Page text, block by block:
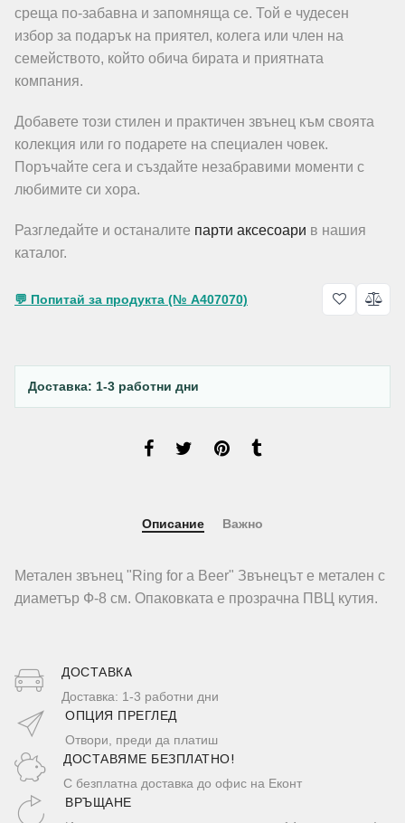
среща по-забавна и запомняща се. Той е чудесен
избор за подарък на приятел, колега или член на
семейството, който обича бирата и приятната
компания.
Добавете този стилен и практичен звънец към своята
колекция или го подарете на специален човек.
Поръчайте сега и създайте незабравими моменти с
любимите си хора.
Разгледайте и останалите парти аксесоари в нашия
каталог.
💬 Попитай за продукта (№ A407070)
Доставка: 1-3 работни дни
Описание Важно
Метален звънец "Ring for a Beer" Звънецът е метален с
диаметър Ф-8 см. Опаковката е прозрачна ПВЦ кутия.
ДОСТАВКA
Доставка: 1-3 работни дни
ОПЦИЯ ПРЕГЛЕД
Отвори, преди да платиш
ДОСТАВЯМЕ БЕЗПЛАТНО!
С безплатна доставка до офис на Еконт
ВРЪЩАНЕ